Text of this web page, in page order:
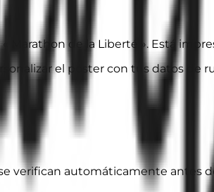
Marathon de la Liberté ». Está
el póster con tus datos de
verifican automáticamente